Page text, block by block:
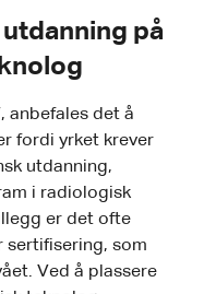
på
anbefales det å
fordi yrket krever
utdanning,
i radiologisk
er det ofte
sertifisering, som
Ved å plassere